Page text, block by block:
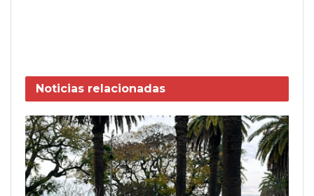
Noticias relacionadas